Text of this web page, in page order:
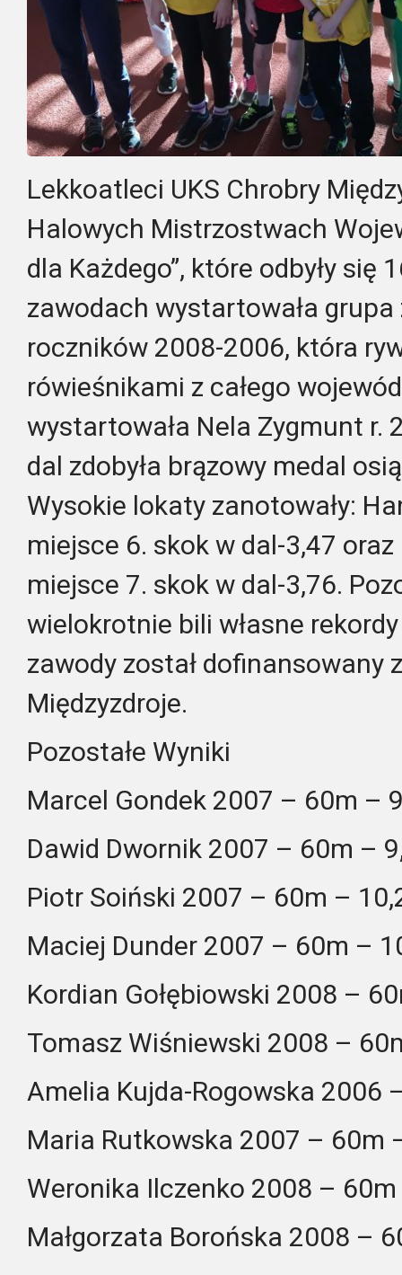
Lekkoatleci UKS Chrobry
Halowych Mistrzostwach
dla Każdego”, które odbyły się
zawodach wystartowała
roczników 2008-2006, która
rówieśnikami z całego
wystartowała Nela Zygmunt r.
dal zdobyła brązowy medal
Wysokie lokaty zanotowały:
miejsce 6. skok w dal-3,47
miejsce 7. skok w dal-3,76.
wielokrotnie bili własne
zawody został dofinansowany
Międzyzdroje.
Pozostałe Wyniki
Marcel Gondek 2007 – 60m –
Dawid Dwornik 2007 – 60m –
Piotr Soiński 2007 – 60m –
Maciej Dunder 2007 – 60m –
Kordian Gołębiowski 2008 –
Tomasz Wiśniewski 2008 –
Amelia Kujda-Rogowska 2006
Maria Rutkowska 2007 – 60m
Weronika Ilczenko 2008 –
Małgorzata Borońska 2008 –